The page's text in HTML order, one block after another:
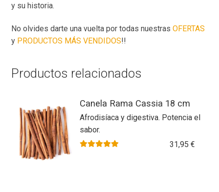
y su historia.
No olvides darte una vuelta por todas nuestras OFERTAS
y PRODUCTOS MÁS VENDIDOS!!
Productos relacionados
Canela Rama Cassia 18 cm
Afrodisíaca y digestiva. Potencia el
sabor.
31,95€